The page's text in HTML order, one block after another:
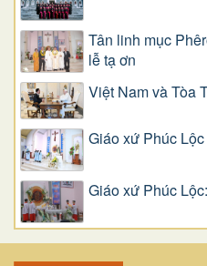
Tân linh mục
lễ tạ ơn
Việt Nam và Tòa
Giáo xứ Phúc
Giáo xứ Phúc